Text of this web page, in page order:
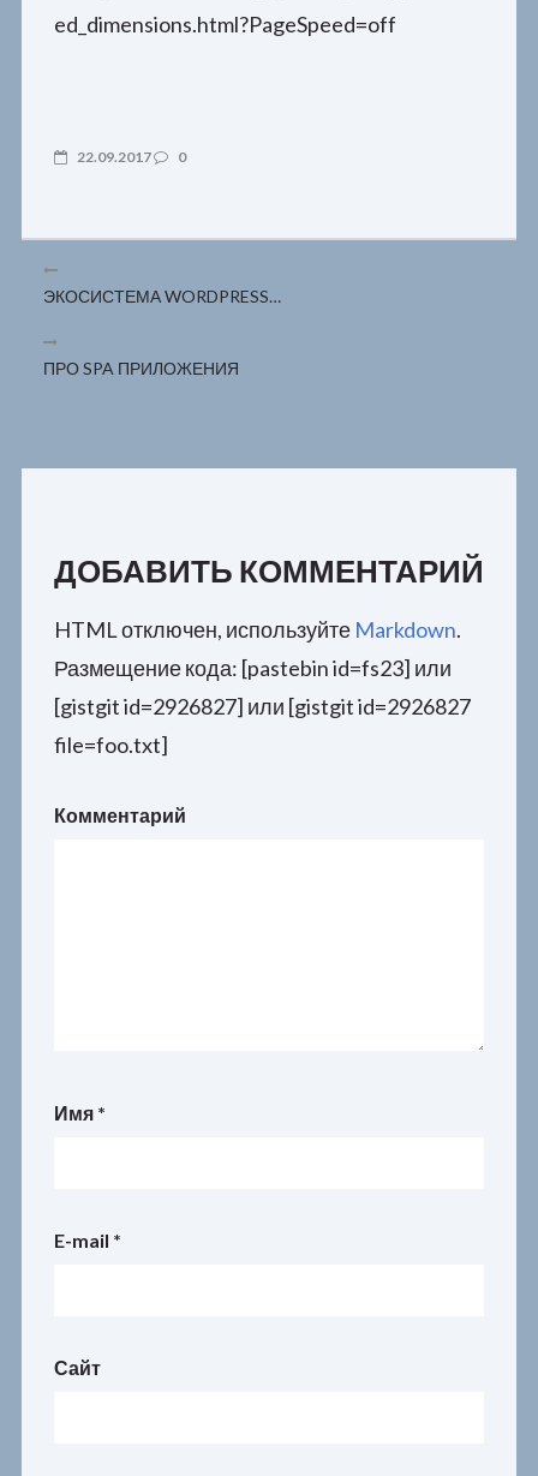
ed_dimensions.html?PageSpeed=off
22.09.2017 0
ЭКОСИСТЕМА WORDPRESS…
ПРО SPA ПРИЛОЖЕНИЯ
ДОБАВИТЬ КОММЕНТАРИЙ
HTML отключен, используйте Markdown.
Размещение кода: [pastebin id=fs23] или
[gistgit id=2926827] или [gistgit id=2926827
file=foo.txt]
Комментарий
Имя *
E-mail *
Сайт